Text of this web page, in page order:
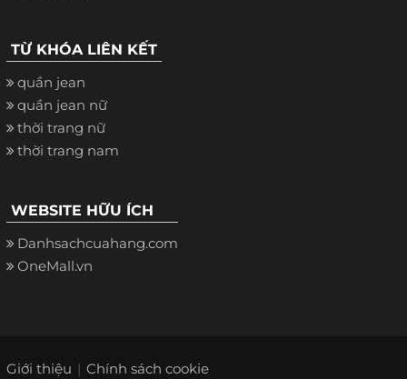
TỪ KHÓA LIÊN KẾT
quần jean
quần jean nữ
thời trang nữ
thời trang nam
WEBSITE HỮU ÍCH
Danhsachcuahang.com
OneMall.vn
Giới thiệu Chính sách cookie